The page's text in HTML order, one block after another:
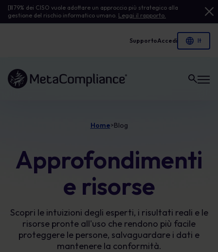
[Il79% dei CISO vuole adottare un approccio più strategico alla
gestione del rischio informatico umano. Leggi il rapporto.
SupportoAccedi
Link alla homepage
Home>Blog
Approfondimenti
e risorse
Scopri le intuizioni degli esperti, i risultati reali e le
risorse pronte all'uso che rendono più facile
proteggere le persone, salvaguardare i dati e
mantenere la conformità.